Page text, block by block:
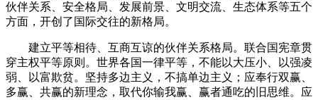
伙伴关系、安全格局、发展前景、文明交流、生态体系等五个
方面，开创了国际交往的新格局。
建立平等相待、互商互谅的伙伴关系格局。联合国宪章贯
穿主权平等原则。世界各国一律平等，不能以大压小、以强凌
弱、以富欺贫。坚持多边主义，不搞单边主义；应奉行双赢、
多赢、共赢的新理念，取代你输我赢、赢者通吃的旧思维。应